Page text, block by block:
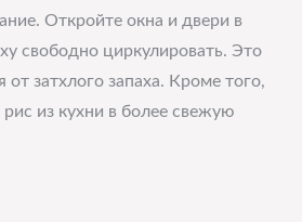
Откройте окна и двери в
свободно циркулировать. Это
от затхлого запаха. Кроме того,
из кухни в более свежую